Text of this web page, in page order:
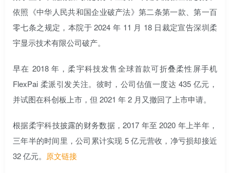
依照《中华人民共和国企业破产法》第二条第一款、第一百
零七条之规定，本院于 2024 年 11 月 18 日裁定宣告深圳柔
宇显示技术有限公司破产。
早在 2018 年，柔宇科技发售全球首款可折叠柔性屏手机
FlexPai 柔派引发关注。彼时，公司估值一度达 435 亿元，
并试图在科创板上市，但 2021 年 2 月又撤回了上市申请。
根据柔宇科技披露的财务数据，2017 年至 2020 年上半年，
三年半的时间里，公司累计实现 5 亿元营收，净亏损却接近
32 亿元。 原文链接